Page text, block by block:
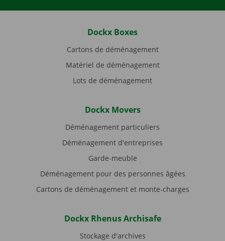
Dockx Boxes
Cartons de déménagement
Matériel de déménagement
Lots de déménagement
Dockx Movers
Déménagement particuliers
Déménagement d'entreprises
Garde-meuble
Déménagement pour des personnes âgées
Cartons de déménagement et monte-charges
Dockx Rhenus Archisafe
Stockage d'archives